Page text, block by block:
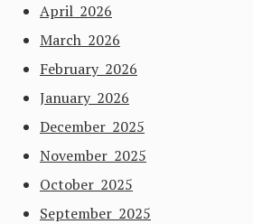
April 2026
March 2026
February 2026
January 2026
December 2025
November 2025
October 2025
September 2025